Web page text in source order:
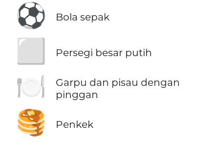
⚽ Bola sepak
⬜ Persegi besar putih
🍽️
Garpu dan pisau dengan
pinggan
🥞 Penkek